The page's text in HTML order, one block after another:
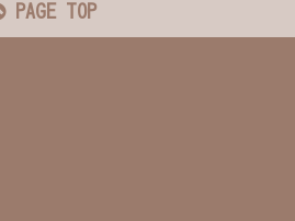
PAGE TOP